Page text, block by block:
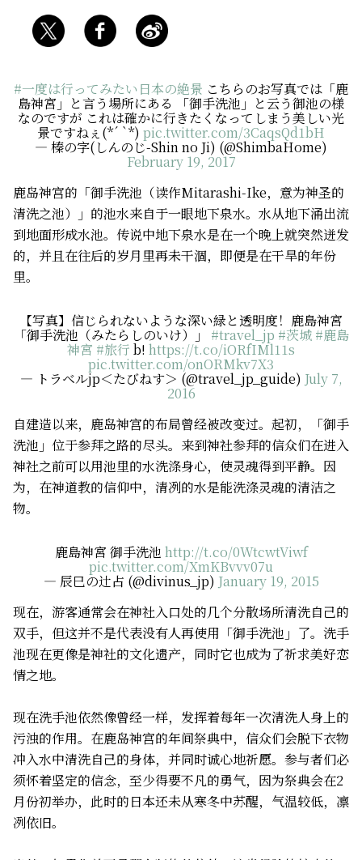
#一度は行ってみたい日本の絶景 こちらのお写真では「鹿
島神宮」と言う場所にある 「御手洗池」と云う御池の様
なのですが これは確かに行きたくなってしまう美しい光
景ですねぇ(*´ `*) pic.twitter.com/3CaqsQd1bH
— 榛の字(しんのじ-Shin no Ji) (@ShimbaHome)
February 19, 2017
鹿岛神宫的「御手洗池（读作Mitarashi-Ike，意为神圣的
清洗之池）」的池水来自于一眼地下泉水。水从地下涌出流
到地面形成水池。传说中地下泉水是在一个晚上就突然迸发
的，并且在往后的岁月里再未干涸，即便是在干旱的年份
里。
【写真】信じられないような深い緑と透明度！鹿島神宮
「御手洗池（みたらしのいけ）」 #travel_jp #茨城 #鹿島
神宮 #旅行 b! https://t.co/iORfIMl11s
pic.twitter.com/onORMkv7X3
— トラベルjp＜たびねす＞ (@travel_jp_guide) July 7,
2016
自建造以来，鹿岛神宫的布局曾经被改变过。起初，「御手
洗池」位于参拜之路的尽头。来到神社参拜的信众们在进入
神社之前可以用池里的水洗涤身心，使灵魂得到平静。因
为，在神道教的信仰中，清冽的水是能洗涤灵魂的清洁之
物。
鹿島神宮 御手洗池 http://t.co/0WtcwtViwf
pic.twitter.com/XmKBvvv07u
— 辰巳の辻占 (@divinus_jp) January 19, 2015
现在，游客通常会在神社入口处的几个分散场所清洗自己的
双手，但这并不是代表没有人再使用「御手洗池」了。洗手
池现在更像是神社的文化遗产，同时它也成为了祈求美好恋
情之地。
现在洗手池依然像曾经一样，发挥着每年一次清洗人身上的
污浊的作用。在鹿岛神宫的年间祭典中，信众们会脱下衣物
冲入水中清洗自己的身体，并同时诚心地祈愿。参与者们必
须怀着坚定的信念，至少得要不凡的勇气，因为祭典会在2
月份初举办，此时的日本还未从寒冬中苏醒，气温较低，凛
冽依旧。